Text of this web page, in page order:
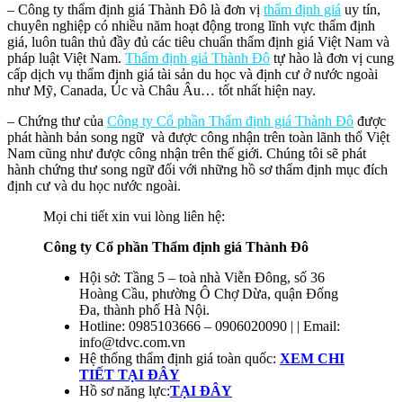
– Công ty thẩm định giá Thành Đô là đơn vị thẩm định giá uy tín,
chuyên nghiệp có nhiều năm hoạt động trong lĩnh vực thẩm định
giá, luôn tuân thủ đầy đủ các tiêu chuẩn thẩm định giá Việt Nam và
pháp luật Việt Nam. Thẩm định giá Thành Đô tự hào là đơn vị cung
cấp dịch vụ thẩm định giá tài sản du học và định cư ở nước ngoài
như Mỹ, Canada, Úc và Châu Âu… tốt nhất hiện nay.
– Chứng thư của Công ty Cổ phần Thẩm định giá Thành Đô được
phát hành bản song ngữ và được công nhận trên toàn lãnh thổ Việt
Nam cũng như được công nhận trên thế giới. Chúng tôi sẽ phát
hành chứng thư song ngữ đối với những hồ sơ thẩm định mục đích
định cư và du học nước ngoài.
Mọi chi tiết xin vui lòng liên hệ:
Công ty Cổ phần Thẩm định giá Thành Đô
Hội sở: Tầng 5 – toà nhà Viễn Đông, số 36
Hoàng Cầu, phường Ô Chợ Dừa, quận Đống
Đa, thành phố Hà Nội.
Hotline: 0985103666 – 0906020090 | | Email:
info@tdvc.com.vn
Hệ thống thẩm định giá toàn quốc: XEM CHI
TIẾT TẠI ĐÂY
Hồ sơ năng lực:TẠI ĐÂY